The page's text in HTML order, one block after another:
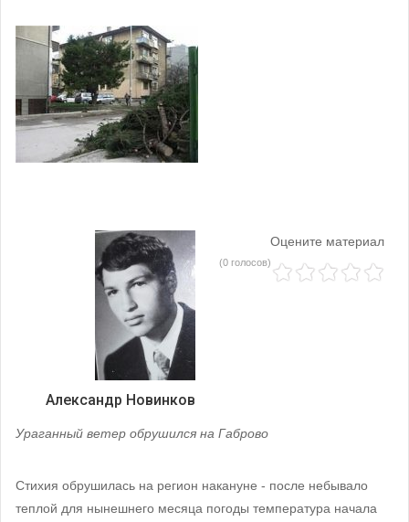
Александр Новинков
Оцените материал
(0 голосов)
Ураганный ветер обрушился на Габрово
Стихия обрушилась на регион накануне - после небывало
теплой для нынешнего месяца погоды температура начала